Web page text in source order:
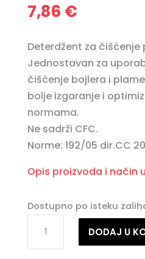
7,86 €
Deterdžent za čišćenje
Jednostavan za
čišćenje bojlera i
bolje izgaranje i
normama.
Ne sadrži CFC.
Norme: 192/05 dir.CC
Opis proizvoda i način
Dostupno po isteku
količina
DODAJ U